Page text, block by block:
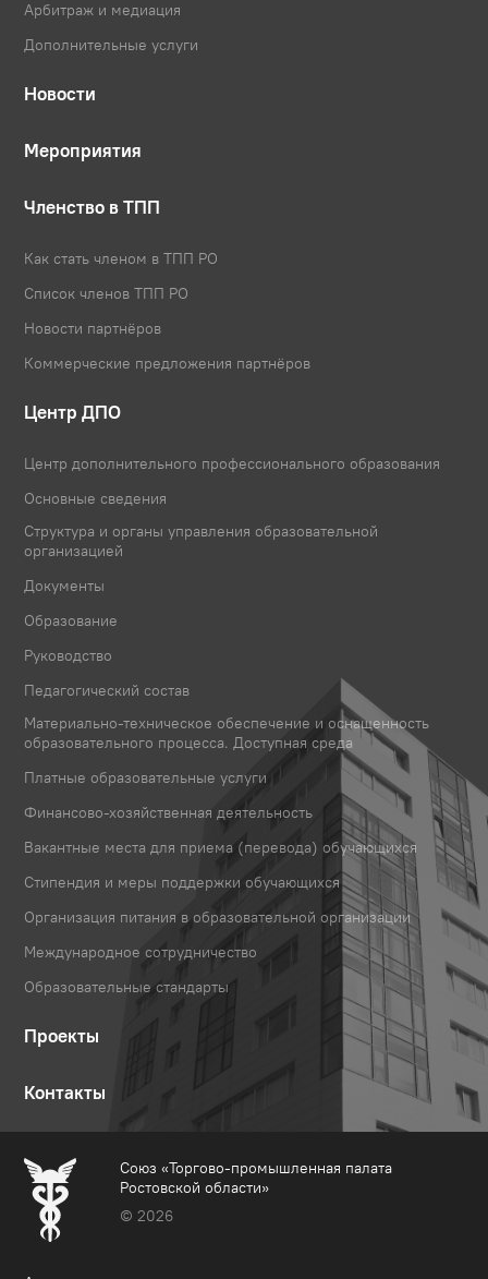
Арбитраж и медиация
Дополнительные услуги
Новости
Мероприятия
Членство в ТПП
Как стать членом в ТПП РО
Список членов ТПП РО
Новости партнёров
Коммерческие предложения партнёров
Центр ДПО
Центр дополнительного профессионального образования
Основные сведения
Структура и органы управления образовательной
организацией
Документы
Образование
Руководство
Педагогический состав
Материально-техническое обеспечение и оснащенность
образовательного процесса. Доступная среда
Платные образовательные услуги
Финансово-хозяйственная деятельность
Вакантные места для приема (перевода) обучающихся
Стипендия и меры поддержки обучающихся
Организация питания в образовательной организации
Международное сотрудничество
Образовательные стандарты
Проекты
Контакты
Союз «Торгово-промышленная палата
Ростовской области»
© 2026